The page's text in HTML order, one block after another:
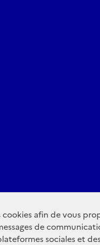
cookies afin de vous
de
sociales et